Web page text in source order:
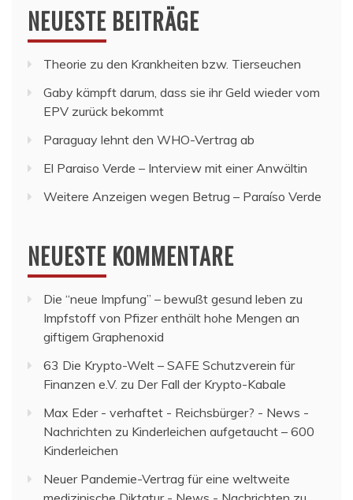
NEUESTE BEITRÄGE
Theorie zu den Krankheiten bzw. Tierseuchen
Gaby kämpft darum, dass sie ihr Geld wieder vom
EPV zurück bekommt
Paraguay lehnt den WHO-Vertrag ab
El Paraiso Verde – Interview mit einer Anwältin
Weitere Anzeigen wegen Betrug – Paraíso Verde
NEUESTE KOMMENTARE
Die “neue Impfung” – bewußt gesund leben zu
Impfstoff von Pfizer enthält hohe Mengen an
giftigem Graphenoxid
63 Die Krypto-Welt – SAFE Schutzverein für
Finanzen e.V. zu Der Fall der Krypto-Kabale
Max Eder - verhaftet - Reichsbürger? - News -
Nachrichten zu Kinderleichen aufgetaucht – 600
Kinderleichen
Neuer Pandemie-Vertrag für eine weltweite